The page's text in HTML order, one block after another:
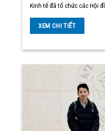
Kinh tế đã tổ chức các Hội
XEM CHI TIẾT